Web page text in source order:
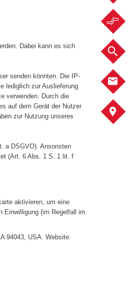
Dabei kann es sich
senden könnten. Die IP-
lediglich zur Auslieferung
verwenden. Durch die
auf dem Gerät der Nutzer
zur Nutzung unseres
a DSGVO). Ansonsten
(Art. 6 Abs. 1 S. 1 lit. f
aktivieren, um eine
Einwilligung (im Regelfall im
94043, USA. Website: